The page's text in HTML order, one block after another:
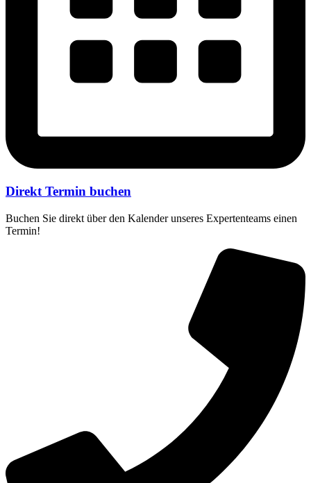
Direkt Termin buchen
Buchen Sie direkt über den Kalender unseres Expertenteams einen
Termin!